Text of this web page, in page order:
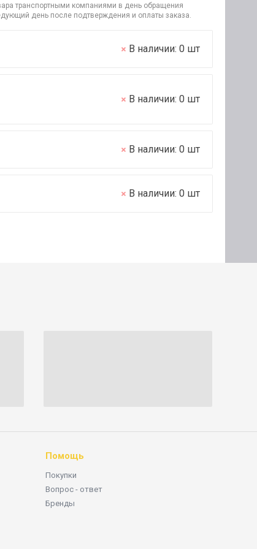
транспортными компаниями в день обращения
день после подтверждения и оплаты заказа.
В наличии: 0 шт
В наличии: 0 шт
В наличии: 0 шт
В наличии: 0 шт
Помощь
Покупки
Вопрос - ответ
Бренды